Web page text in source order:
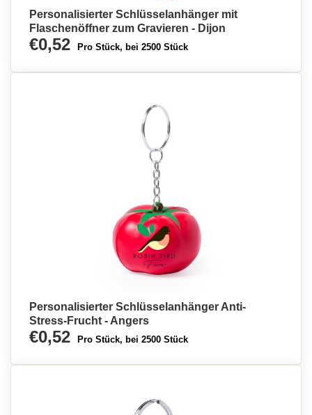
Personalisierter Schlüsselanhänger mit
Flaschenöffner zum Gravieren - Dijon
€0,52 Pro Stück, bei 2500 Stück
Personalisierter Schlüsselanhänger Anti-
Stress-Frucht - Angers
€0,52 Pro Stück, bei 2500 Stück